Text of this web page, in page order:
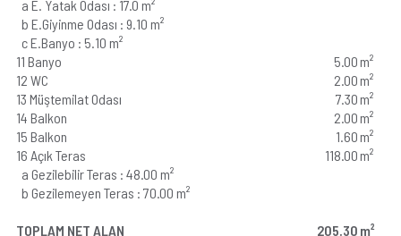
a E. Yatak Odası : 17.0 m²
b E.Giyinme Odası : 9.10 m²
c E.Banyo : 5.10 m²
11 Banyo
5.00m²
12 WC
2.00m²
13 Müştemilat Odası
7.30m²
14 Balkon
2.00m²
15 Balkon
1.60m²
16 Açık Teras
118.00m²
a Gezilebilir Teras : 48.00 m²
b Gezilemeyen Teras : 70.00 m²
TOPLAM NET ALAN 205.30 m²